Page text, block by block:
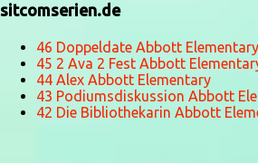
sitcomserien.de
46 Doppeldate Abbott Elementary
45 2 Ava 2 Fest Abbott
44 Alex Abbott Elementary
43 Podiumsdiskussion Abbott
42 Die Bibliothekarin Abbott